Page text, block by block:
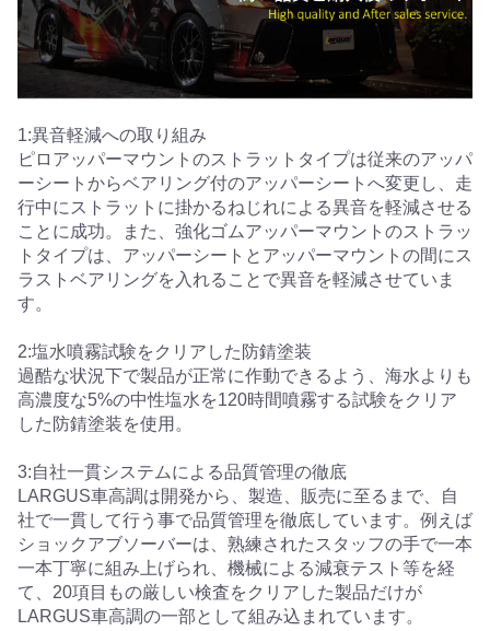
1:異音軽減への取り組み
ピロアッパーマウントのストラットタイプは従来のアッパ
ーシートからベアリング付のアッパーシートへ変更し、走
行中にストラットに掛かるねじれによる異音を軽減させる
ことに成功。また、強化ゴムアッパーマウントのストラッ
トタイプは、アッパーシートとアッパーマウントの間にス
ラストベアリングを入れることで異音を軽減させていま
す。
2:塩水噴霧試験をクリアした防錆塗装
過酷な状況下で製品が正常に作動できるよう、海水よりも
高濃度な5%の中性塩水を120時間噴霧する試験をクリア
した防錆塗装を使用。
3:自社一貫システムによる品質管理の徹底
LARGUS車高調は開発から、製造、販売に至るまで、自
社で一貫して行う事で品質管理を徹底しています。例えば
ショックアブソーバーは、熟練されたスタッフの手で一本
一本丁寧に組み上げられ、機械による減衰テスト等を経
て、20項目もの厳しい検査をクリアした製品だけが
LARGUS車高調の一部として組み込まれています。